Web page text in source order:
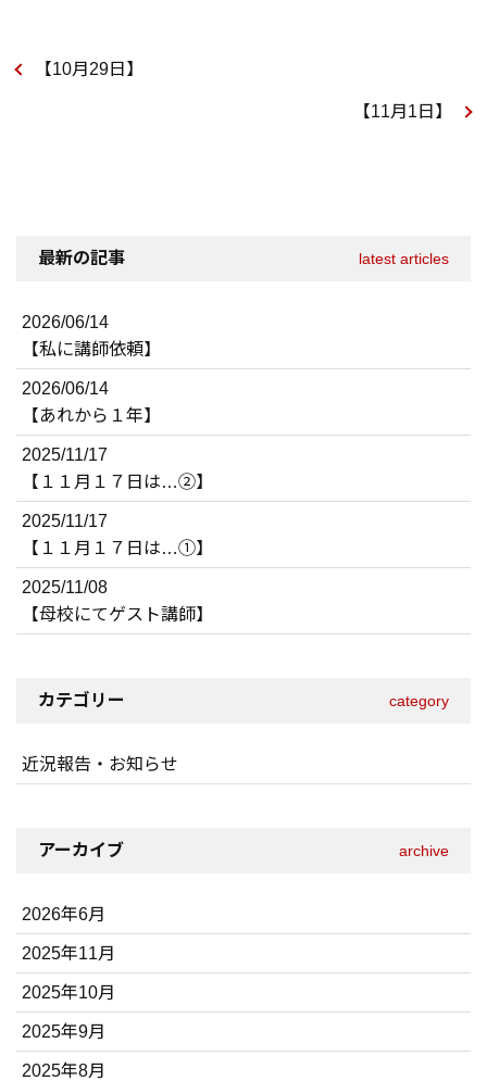
【10月29日】
【11月1日】
最新の記事 latest articles
2026/06/14
【私に講師依頼】
2026/06/14
【あれから１年】
2025/11/17
【１１月１７日は…②】
2025/11/17
【１１月１７日は…①】
2025/11/08
【母校にてゲスト講師】
カテゴリー category
近況報告・お知らせ
アーカイブ archive
2026年6月
2025年11月
2025年10月
2025年9月
2025年8月